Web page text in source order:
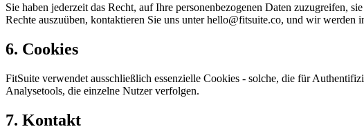
Sie haben jederzeit das Recht, auf Ihre personenbezogenen Daten zuzugreifen,
Rechte auszuüben, kontaktieren Sie uns unterhello@fitsuite.co, und wir werden
6. Cookies
FitSuite verwendet ausschließlich essenzielle Cookies - solche, die für
Analysetools, die einzelne Nutzer verfolgen.
7. Kontakt